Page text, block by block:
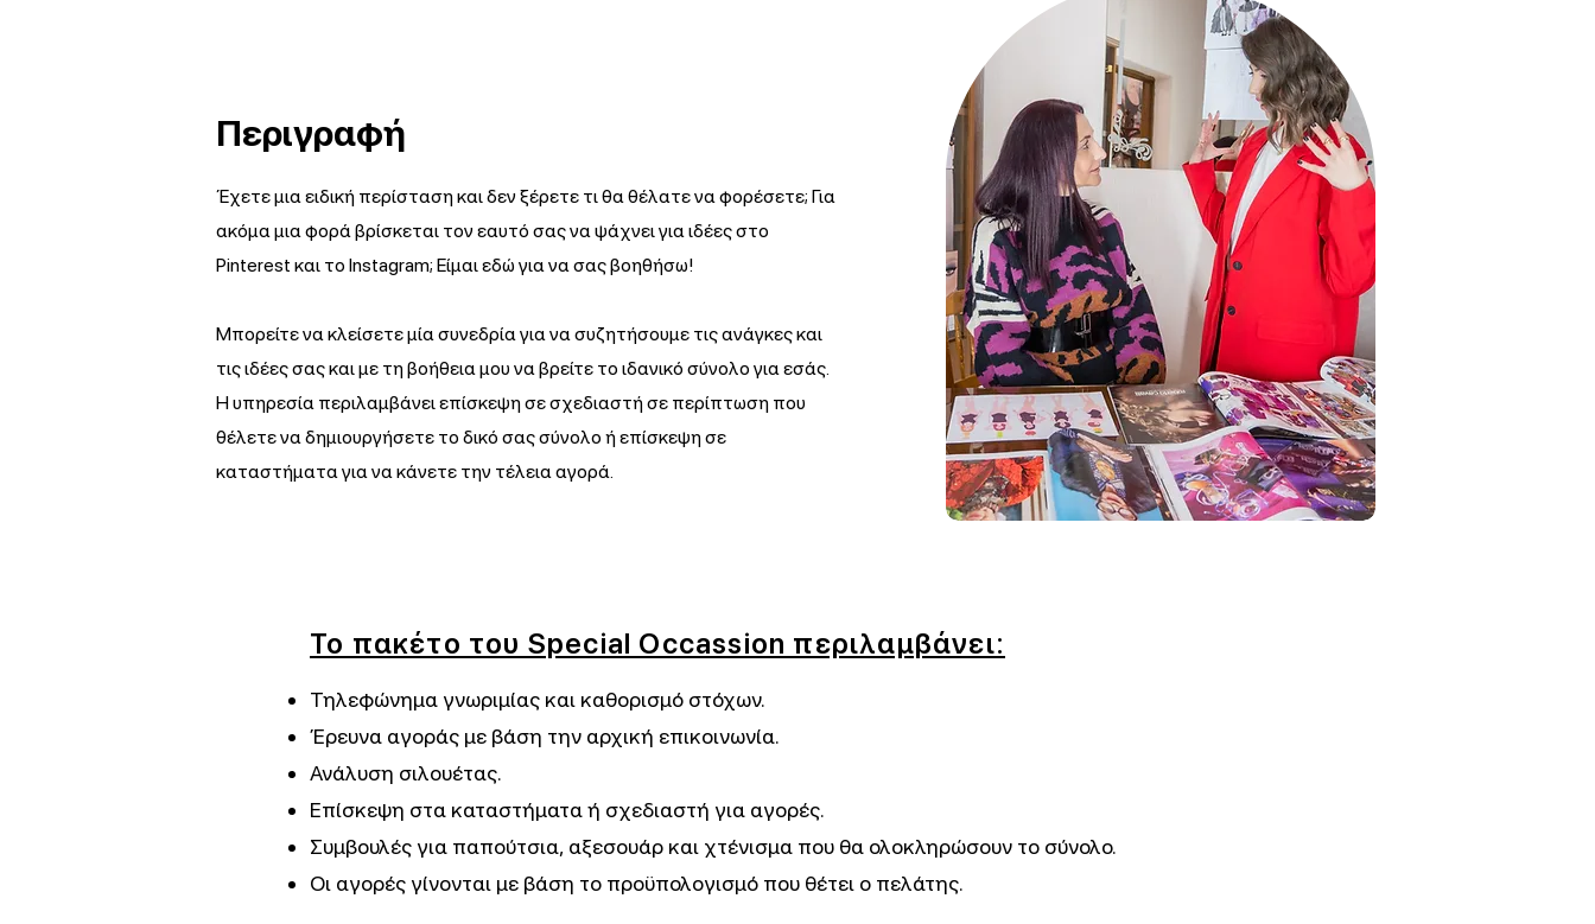
Περιγραφή
Έχετε μια ειδική περίσταση και δεν ξέρετε τι θα θέλατε να φορέσετε; Για
ακόμα μια φορά βρίσκεται τον εαυτό σας να ψάχνει για ιδέες στο
Pinterest και το Instagram; Είμαι εδώ για να σας βοηθήσω!
Μπορείτε να κλείσετε μία συνεδρία για να συζητήσουμε τις ανάγκες και
τις ιδέες σας και με τη βοήθεια μου να βρείτε το ιδανικό σύνολο για εσάς.
Η υπηρεσία περιλαμβάνει επίσκεψη σε σχεδιαστή σε περίπτωση που
θέλετε να δημιουργήσετε το δικό σας σύνολο ή επίσκεψη σε
καταστήματα για να κάνετε την τέλεια αγορά.
Το πακέτο του Special Occassion περιλαμβάνει:
Τηλεφώνημα γνωριμίας και καθορισμό στόχων.
Έρευνα αγοράς με βάση την αρχική επικοινωνία.
Ανάλυση σιλουέτας.
Επίσκεψη στα καταστήματα ή σχεδιαστή για αγορές.
Συμβουλές για παπούτσια, αξεσουάρ και χτένισμα που θα ολοκληρώσουν το σύνολο.
Οι αγορές γίνονται με βάση το προϋπολογισμό που θέτει ο πελάτης​.